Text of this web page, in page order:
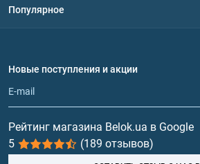
Политика конфиденциальности
Обмен и возврат
Популярное
Протеин
Гейнеры
Витамины и минералы
Рыбий жир, жирные кислоты
Новые поступления и акции
Рейтинг магазина Belok.ua в Google
5
(189 отзывов)